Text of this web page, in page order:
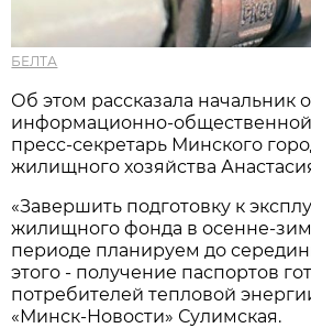
БЕЛТА
Об этом рассказала начальник
информационно-
пресс-секретарь Минского
жилищного хозяйства
«Завершить подготовку к
жилищного фонда в осенне-
периоде планируем до
этого - получение паспортов
потребителей тепловой
«Минск-Новости» Сулимская.